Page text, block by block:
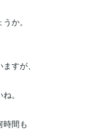
か。
すが、
。
時間も